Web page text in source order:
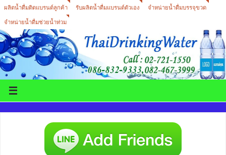
ผลิตน้ำดื่มติดแบรนด์ลูกค้า รับผลิตน้ำดื่มแบรนด์ตัวเอง
จำหน่ายน้ำดื่มบรรจุขวด
จำหน่ายน้ำดื่มช่วยน้ำท่วม